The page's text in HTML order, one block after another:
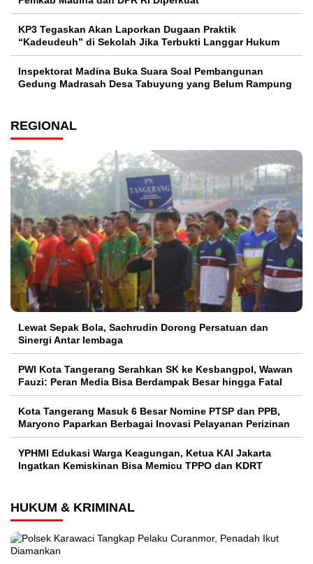
KP3 Tegaskan Akan Laporkan Dugaan Praktik
“Kadeudeuh” di Sekolah Jika Terbukti Langgar Hukum
Inspektorat Madina Buka Suara Soal Pembangunan
Gedung Madrasah Desa Tabuyung yang Belum Rampung
REGIONAL
Lewat Sepak Bola, Sachrudin Dorong Persatuan dan
Sinergi Antar lembaga
PWI Kota Tangerang Serahkan SK ke Kesbangpol, Wawan
Fauzi: Peran Media Bisa Berdampak Besar hingga Fatal
Kota Tangerang Masuk 6 Besar Nomine PTSP dan PPB,
Maryono Paparkan Berbagai Inovasi Pelayanan Perizinan
YPHMI Edukasi Warga Keagungan, Ketua KAI Jakarta
Ingatkan Kemiskinan Bisa Memicu TPPO dan KDRT
HUKUM & KRIMINAL